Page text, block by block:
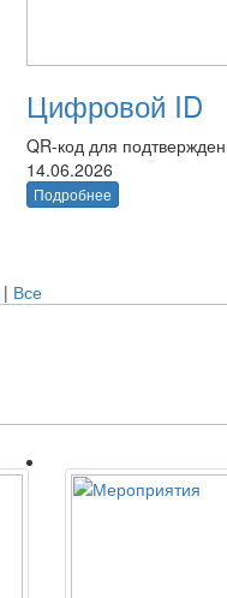
Цифровой ID
QR-код для
14.06.2026
Подробнее
| Все